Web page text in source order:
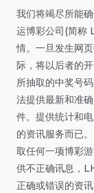
我们将竭尽所能
运博彩公司(简称
情。一旦发生网
际，将以后者的
所抽取的中奖号
法提供最新和准
件。提供统计和
的资讯服务而已
取任何一项博彩
供不正确讯息，
正确或错误的资